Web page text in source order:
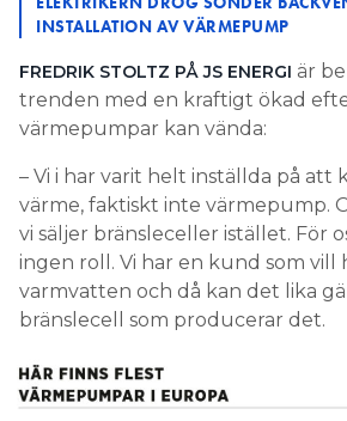
INSTALLATION AV VÄRMEPUMP
FREDRIK STOLTZ PÅ JS ENERGI är
trenden med en kraftigt ökad
värmepumpar kan vända:
– Vi i har varit helt inställda på att
värme, faktiskt inte värmepump.
vi säljer bränsleceller istället. För
ingen roll. Vi har en kund som vill
varmvatten och då kan det lika
bränslecell som producerar det.